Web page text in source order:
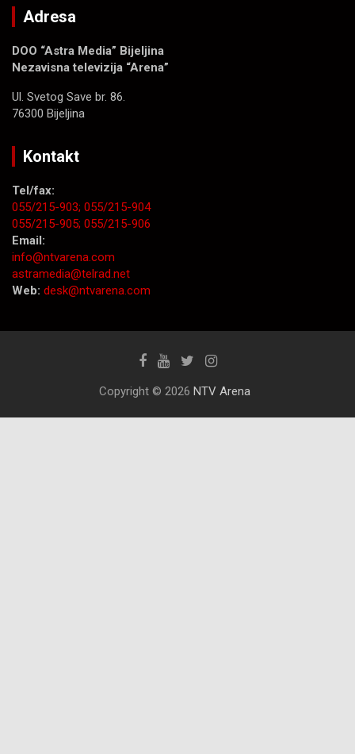
Adresa
DOO “Astra Media” Bijeljina
Nezavisna televizija “Arena”
Ul. Svetog Save br. 86.
76300 Bijeljina
Kontakt
Tel/fax:
055/215-903; 055/215-904
055/215-905; 055/215-906
Email:
info@ntvarena.com
astramedia@telrad.net
Web: desk@ntvarena.com
Copyright © 2026 NTV Arena